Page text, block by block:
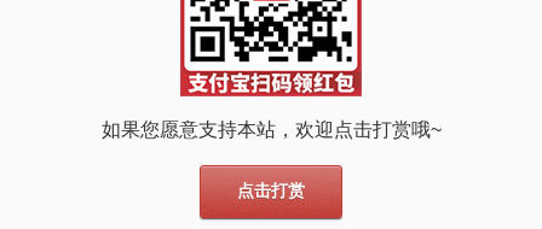
如果您愿意支持本站，欢迎点击打赏哦~
点击打赏